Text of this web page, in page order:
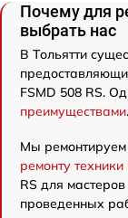
Почему для
выбрать нас
В Тольятти
FSMD 508 RS.
преимуществами.
Мы
ремонту техники
RS для
проведенных